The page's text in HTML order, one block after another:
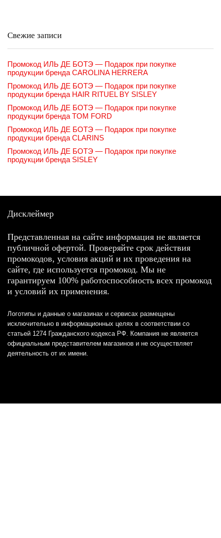
Свежие записи
Промокод ИЛЬ ДЕ БОТЭ — Подарок при покупке
продукции бренда CAROLINA HERRERA
Промокод ИЛЬ ДЕ БОТЭ — Подарок при покупке
продукции бренда HAIR RITUEL BY SISLEY
Промокод ИЛЬ ДЕ БОТЭ — Подарок при покупке
продукции бренда TOM FORD
Промокод ИЛЬ ДЕ БОТЭ — Подарок при покупке
продукции бренда CLARINS
Промокод ИЛЬ ДЕ БОТЭ — Подарок при покупке
продукции бренда SISLEY
Дисклеймер
Представленная на сайте информация не является
публичной офертой. Проверяйте срок действия
промокодов, условия акций и их проведения на
сайте, где используется промокод. Мы не
гарантируем 100% работоспособность всех промокод
и условий их применения.
Логотипы и данные о магазинах и сервисах размещены
исключительно в информационных целях в соответствии со
статьей 1274 Гражданского кодекса РФ. Компания не является
официальным представителем магазинов и не осуществляет
деятельность от их имени.